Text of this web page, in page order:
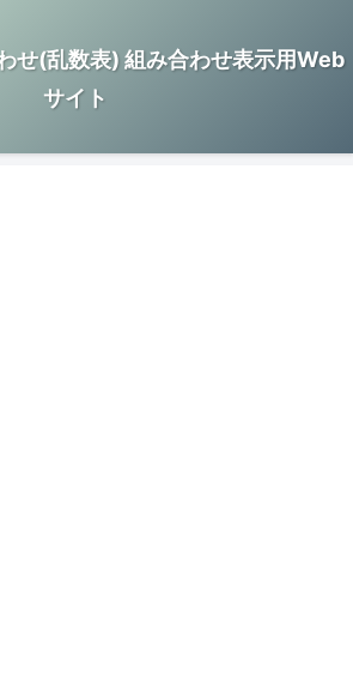
せ(乱数表) 組み合わせ表示用Web
サイト